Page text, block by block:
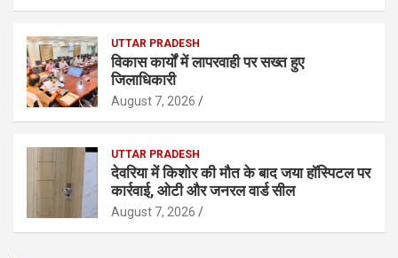
UTTAR PRADESH
विकास कार्यों में लापरवाही पर सख्त हुए
जिलाधिकारी
August 7, 2026
UTTAR PRADESH
देवरिया में किशोर की मौत के बाद जया हॉस्पिटल पर
कार्रवाई, ओटी और जनरल वार्ड सील
August 7, 2026